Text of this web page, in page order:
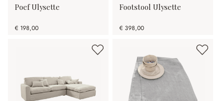
Poef Ulysette
€ 198,00
Footstool Ulysette
€ 398,00